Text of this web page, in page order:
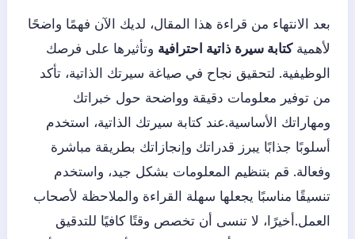
بعد الانتهاء من قراءة هذا المقال، لديك الآن فهمًا واضحًا
لأهميةكتابة سيرة ذاتية احترافية وتأثيرها على فرصك
الوظيفية. لتحقيق نجاح في صياغة سيرتك الذاتية، تأكد
من توفير معلومات دقيقة وواضحة حول خبراتك
ومهاراتك الأساسية.عند كتابة سيرتك الذاتية، استخدم
أسلوبًا جذابًا يبرز قدراتك وإنجازاتك بطريقة مباشرة
وفعالة. قم بتنظيم المعلومات بشكل جيد، واستخدم
تنسيقًا مناسبًا يجعلها سهلة القراءة والملاحظة لأصحاب
العمل.أخيرًا، لا تنسى أن تخصص وقتًا كافيًا للتدقيق